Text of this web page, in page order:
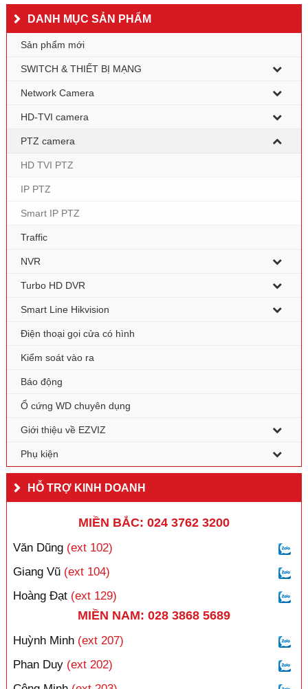
DANH MỤC SẢN PHẨM
Sản phẩm mới
SWITCH & THIẾT BỊ MẠNG
Network Camera
HD-TVI camera
PTZ camera
HD TVI PTZ
IP PTZ
Smart IP PTZ
Traffic
NVR
Turbo HD DVR
Smart Line Hikvision
Điện thoại gọi cửa có hình
Kiểm soát vào ra
Báo động
Ổ cứng WD chuyên dụng
Giới thiệu về EZVIZ
Phụ kiện
HỖ TRỢ KINH DOANH
MIỀN BẮC: 024 3762 3200
Văn Dũng (ext 102)
Giang Vũ (ext 104)
Hoàng Đạt (ext 129)
MIỀN NAM: 028 3868 5689
Huỳnh Minh (ext 207)
Phan Duy (ext 202)